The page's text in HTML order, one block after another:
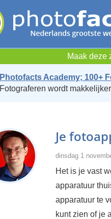
Maak deze
Photofacts Academy; 100+
Fotograferen wordt
Je
dinsdag 1
Het is je vast
apparatuur
apparatuur te
kunt zien of je